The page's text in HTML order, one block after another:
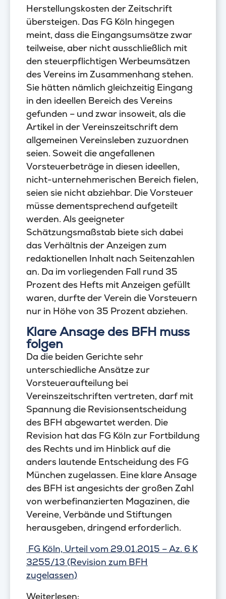
Herstellungskosten der Zeitschrift
übersteigen. Das FG Köln hingegen
meint, dass die Eingangsumsätze zwar
teilweise, aber nicht ausschließlich mit
den steuerpflichtigen Werbeumsätzen
des Vereins im Zusammenhang stehen.
Sie hätten nämlich gleichzeitig Eingang
in den ideellen Bereich des Vereins
gefunden – und zwar insoweit, als die
Artikel in der Vereinszeitschrift dem
allgemeinen Vereinsleben zuzuordnen
seien. Soweit die angefallenen
Vorsteuerbeträge in diesen ideellen,
nicht-unternehmerischen Bereich fielen,
seien sie nicht abziehbar. Die Vorsteuer
müsse dementsprechend aufgeteilt
werden. Als geeigneter
Schätzungsmaßstab biete sich dabei
das Verhältnis der Anzeigen zum
redaktionellen Inhalt nach Seitenzahlen
an. Da im vorliegenden Fall rund 35
Prozent des Hefts mit Anzeigen gefüllt
waren, durfte der Verein die Vorsteuern
nur in Höhe von 35 Prozent abziehen.
Klare Ansage des BFH muss
folgen
Da die beiden Gerichte sehr
unterschiedliche Ansätze zur
Vorsteueraufteilung bei
Vereinszeitschriften vertreten, darf mit
Spannung die Revisionsentscheidung
des BFH abgewartet werden. Die
Revision hat das FG Köln zur Fortbildung
des Rechts und im Hinblick auf die
anders lautende Entscheidung des FG
München zugelassen. Eine klare Ansage
des BFH ist angesichts der großen Zahl
von werbefinanzierten Magazinen, die
Vereine, Verbände und Stiftungen
herausgeben, dringend erforderlich.
FG Köln, Urteil vom 29.01.2015 – Az. 6 K
3255/13 (Revision zum BFH
zugelassen)
Weiterlesen: